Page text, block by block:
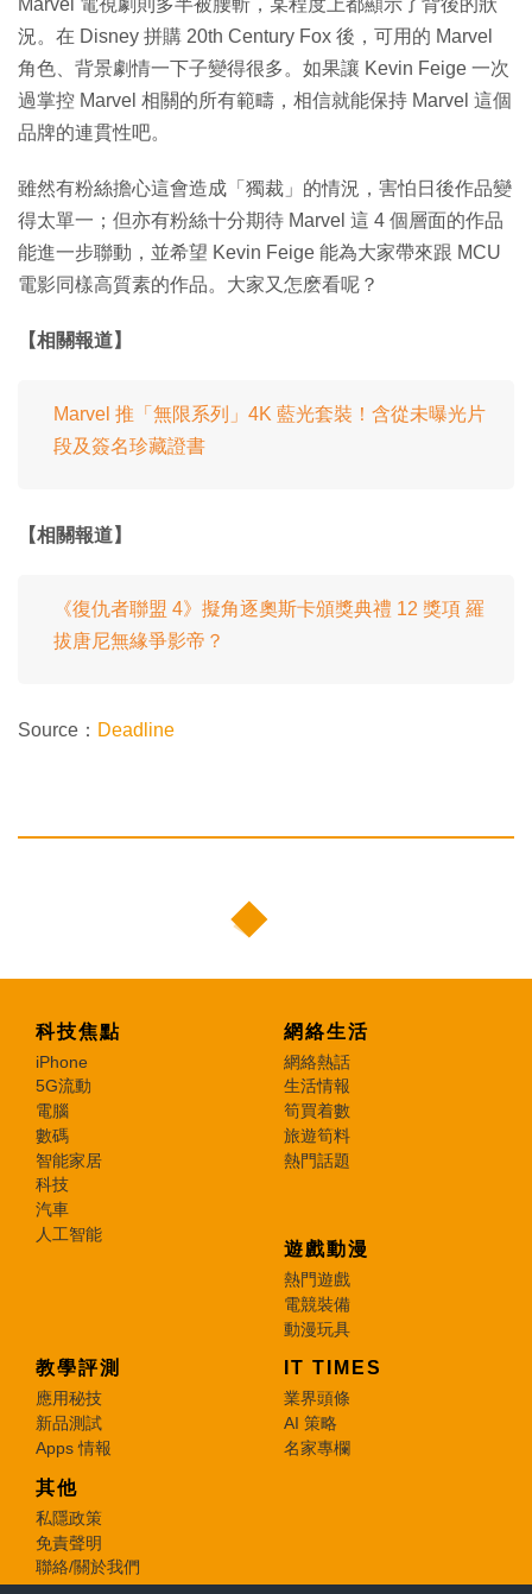
況。在 Disney 拼購 20th Century Fox 後，可用的 Marvel
角色、背景劇情一下子變得很多。如果讓 Kevin Feige 一次
過掌控 Marvel 相關的所有範疇，相信就能保持 Marvel 這個
品牌的連貫性吧。
雖然有粉絲擔心這會造成「獨裁」的情況，害怕日後作品變
得太單一；但亦有粉絲十分期待 Marvel 這 4 個層面的作品
能進一步聯動，並希望 Kevin Feige 能為大家帶來跟 MCU
電影同樣高質素的作品。大家又怎麽看呢？
【相關報道】
Marvel 推「無限系列」4K 藍光套裝！含從未曝光片
段及簽名珍藏證書
【相關報道】
《復仇者聯盟 4》擬角逐奧斯卡頒獎典禮 12 獎項 羅
拔唐尼無緣爭影帝？
Source： Deadline
科技焦點
iPhone
5G流動
電腦
數碼
智能家居
科技
汽車
人工智能
網絡生活
網絡熱話
生活情報
筍買着數
旅遊筍料
熱門話題
遊戲動漫
熱門遊戲
電競裝備
動漫玩具
教學評測
應用秘技
新品測試
Apps 情報
IT TIMES
業界頭條
AI 策略
名家專欄
其他
私隱政策
免責聲明
聯絡/關於我們